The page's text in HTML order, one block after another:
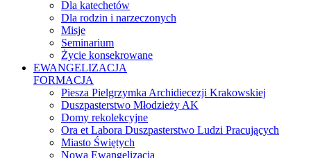
Dla katechetów
Dla rodzin i narzeczonych
Misje
Seminarium
Życie konsekrowane
EWANGELIZACJA
FORMACJA
Piesza Pielgrzymka Archidiecezji Krakowskiej
Duszpasterstwo Młodzieży AK
Domy rekolekcyjne
Ora et Labora Duszpasterstwo Ludzi Pracujących
Miasto Świętych
Nowa Ewangelizacja